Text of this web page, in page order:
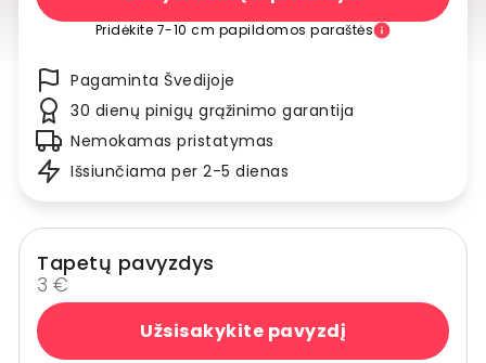
Pridėkite 7-10 cm papildomos paraštės
Pagaminta Švedijoje
30 dienų pinigų grąžinimo garantija
Nemokamas pristatymas
Išsiunčiama per 2-5 dienas
Tapetų pavyzdys
3 €
Užsisakykite pavyzdį